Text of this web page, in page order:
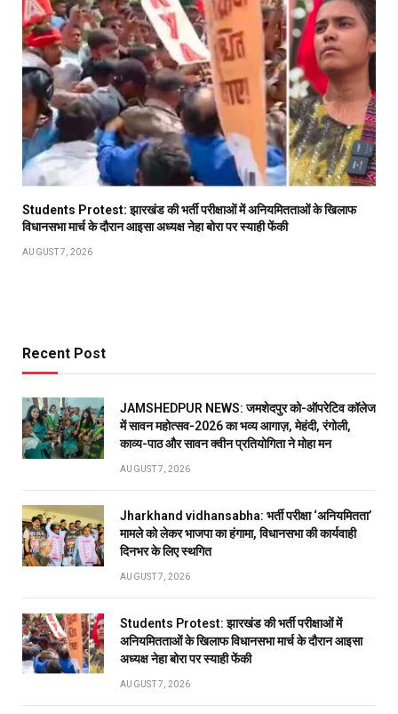
Students Protest: झारखंड की भर्ती परीक्षाओं में अनियमितताओं के खिलाफ
विधानसभा मार्च के दौरान आइसा अध्यक्ष नेहा बोरा पर स्याही फेंकी
AUGUST 7, 2026
Recent Post
JAMSHEDPUR NEWS: जमशेदपुर को-ऑपरेटिव कॉलेज
में सावन महोत्सव-2026 का भव्य आगाज़, मेहंदी, रंगोली,
काव्य-पाठ और सावन क्वीन प्रतियोगिता ने मोहा मन
AUGUST 7, 2026
Jharkhand vidhansabha: भर्ती परीक्षा ‘अनियमितता’
मामले को लेकर भाजपा का हंगामा, विधानसभा की कार्यवाही
दिनभर के लिए स्थगित
AUGUST 7, 2026
Students Protest: झारखंड की भर्ती परीक्षाओं में
अनियमितताओं के खिलाफ विधानसभा मार्च के दौरान आइसा
अध्यक्ष नेहा बोरा पर स्याही फेंकी
AUGUST 7, 2026